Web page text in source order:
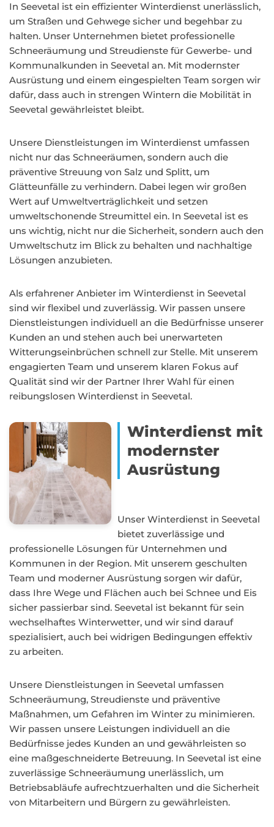
In Seevetal ist ein effizienter Winterdienst unerlässlich,
um Straßen und Gehwege sicher und begehbar zu
halten. Unser Unternehmen bietet professionelle
Schneeräumung und Streudienste für Gewerbe- und
Kommunalkunden in Seevetal an. Mit modernster
Ausrüstung und einem eingespielten Team sorgen wir
dafür, dass auch in strengen Wintern die Mobilität in
Seevetal gewährleistet bleibt.
Unsere Dienstleistungen im Winterdienst umfassen
nicht nur das Schneeräumen, sondern auch die
präventive Streuung von Salz und Splitt, um
Glätteunfälle zu verhindern. Dabei legen wir großen
Wert auf Umweltverträglichkeit und setzen
umweltschonende Streumittel ein. In Seevetal ist es
uns wichtig, nicht nur die Sicherheit, sondern auch den
Umweltschutz im Blick zu behalten und nachhaltige
Lösungen anzubieten.
Als erfahrener Anbieter im Winterdienst in Seevetal
sind wir flexibel und zuverlässig. Wir passen unsere
Dienstleistungen individuell an die Bedürfnisse unserer
Kunden an und stehen auch bei unerwarteten
Witterungseinbrüchen schnell zur Stelle. Mit unserem
engagierten Team und unserem klaren Fokus auf
Qualität sind wir der Partner Ihrer Wahl für einen
reibungslosen Winterdienst in Seevetal.
Winterdienst mit
modernster
Ausrüstung
Unser Winterdienst in Seevetal
bietet zuverlässige und
professionelle Lösungen für Unternehmen und
Kommunen in der Region. Mit unserem geschulten
Team und moderner Ausrüstung sorgen wir dafür,
dass Ihre Wege und Flächen auch bei Schnee und Eis
sicher passierbar sind. Seevetal ist bekannt für sein
wechselhaftes Winterwetter, und wir sind darauf
spezialisiert, auch bei widrigen Bedingungen effektiv
zu arbeiten.
Unsere Dienstleistungen in Seevetal umfassen
Schneeräumung, Streudienste und präventive
Maßnahmen, um Gefahren im Winter zu minimieren.
Wir passen unsere Leistungen individuell an die
Bedürfnisse jedes Kunden an und gewährleisten so
eine maßgeschneiderte Betreuung. In Seevetal ist eine
zuverlässige Schneeräumung unerlässlich, um
Betriebsabläufe aufrechtzuerhalten und die Sicherheit
von Mitarbeitern und Bürgern zu gewährleisten.